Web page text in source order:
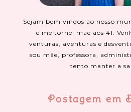
Sejam bem vindos ao nosso
e me tornei mãe aos 41.
venturas, aventuras e
sou mãe, professora,
tento manter a
Postagem em